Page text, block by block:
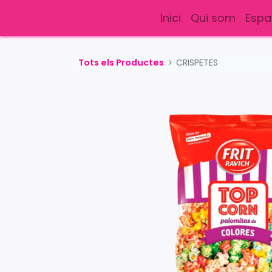
Inici Qui som
Tots els Productes CRISPETES